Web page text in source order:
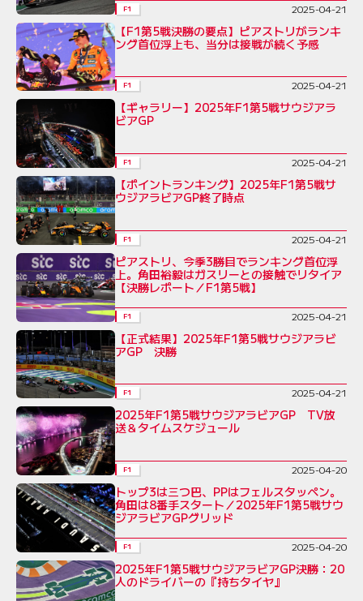
F1 2025-04-21
【F1第5戦決勝の要点】ピアストリがランキ
ング首位浮上も、当分は接戦が続く予感
F1 2025-04-21
【ギャラリー】2025年F1第5戦サウジアラ
ビアGP
F1 2025-04-21
【ポイントランキング】2025年F1第5戦サ
ウジアラビアGP終了時点
F1 2025-04-21
ピアストリ、今季3勝目でランキング首位浮
上。角田裕毅はガスリーとの接触でリタイア
【決勝レポート／F1第5戦】
F1 2025-04-21
【正式結果】2025年F1第5戦サウジアラビ
アGP 決勝
F1 2025-04-21
2025年F1第5戦サウジアラビアGP TV放
送＆タイムスケジュール
F1 2025-04-20
トップ3は三つ巴、PPはフェルスタッペン。
角田は8番手スタート／2025年F1第5戦サウ
ジアラビアGPグリッド
F1 2025-04-20
2025年F1第5戦サウジアラビアGP決勝：20
人のドライバーの『持ちタイヤ』